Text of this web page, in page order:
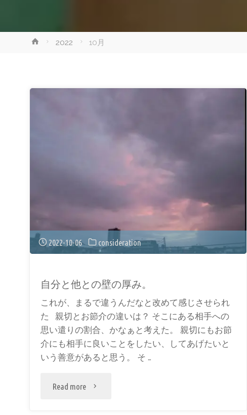
ホ
2022 10月
2022-10-06 consideration
自分と他との壁の厚み。
これが、まるで違うんだなと改めて感じさせられ
た 親切とお節介の違いは？ そこにある相手への
思い遣りの割合、かなぁと考えた。 親切にもお節
介にも相手に良いことをしたい、してあげたいと
いう善意があると思う。 そ …
Read more "自